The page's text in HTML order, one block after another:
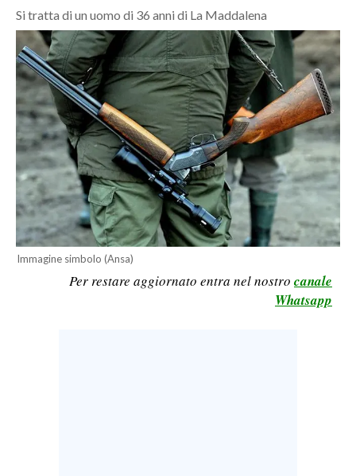
ITALIA
MONDO
POLITICA
ECONOMIA
SERVIZI ALLE IMPRESE
LAVORO
BANDI
SPORT IN SARDEGNA
Si tratta di un uomo di 36 anni di La Maddalena
Immagine simbolo (Ansa)
Per restare aggiornato entra nel nostro canale
Whatsapp